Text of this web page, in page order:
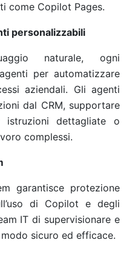
come Copilot Pages.
personalizzabili
naturale, ogni
per automatizzare
aziendali. Gli agenti
dal CRM, supportare
dettagliate o
complessi.
garantisce protezione
di Copilot e degli
IT di supervisionare e
sicuro ed efficace.